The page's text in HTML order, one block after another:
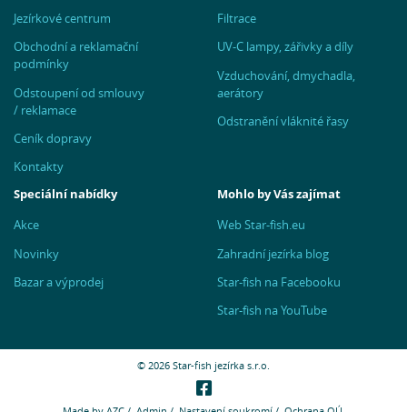
Jezírkové centrum
Obchodní a reklamační
podmínky
Odstoupení od smlouvy
/ reklamace
Ceník dopravy
Kontakty
Filtrace
UV-C lampy, zářivky a díly
Vzduchování, dmychadla,
aerátory
Odstranění vláknité řasy
Speciální nabídky
Akce
Novinky
Bazar a výprodej
Mohlo by Vás zajímat
Web Star-fish.eu
Zahradní jezírka blog
Star-fish na Facebooku
Star-fish na YouTube
© 2026 Star-fish jezírka s.r.o.